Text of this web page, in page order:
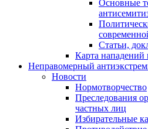
Основные
Статьи,
Карта нападений
Неправомерный
Новости
Нормотворчество
Преследования
частных лиц
Избирательные